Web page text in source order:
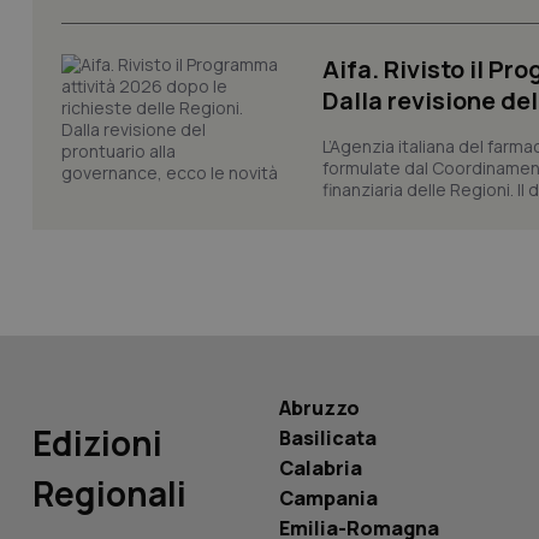
Aifa. Rivisto il
Dalla revisione
L’Agenzia italiana del
formulate dal
finanziaria delle Regioni. Il
Edizioni
Regionali
Abruzzo
Basilicata
Calabria
Campania
Emilia-Romagna
PHPSESSID